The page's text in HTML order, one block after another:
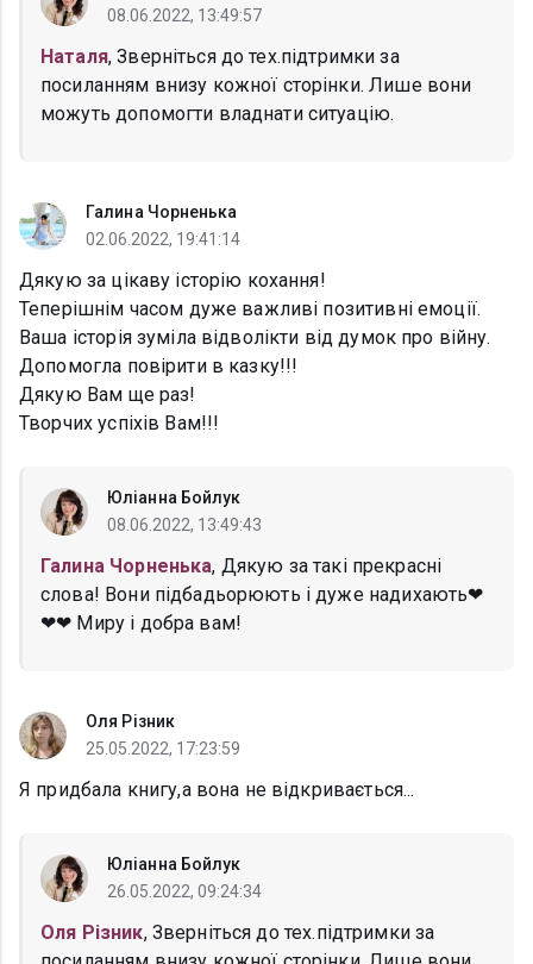
08.06.2022, 13:49:57
Наталя, Зверніться до тех.підтримки за
посиланням внизу кожної сторінки. Лише вони
можуть допомогти владнати ситуацію.
Галина Чорненька
02.06.2022, 19:41:14
Дякую за цікаву історію кохання!
Теперішнім часом дуже важливі позитивні емоції.
Ваша історія зуміла відволікти від думок про війну.
Допомогла повірити в казку!!!
Дякую Вам ще раз!
Творчих успіхів Вам!!!
Юліанна Бойлук
08.06.2022, 13:49:43
Галина Чорненька, Дякую за такі прекрасні
слова! Вони підбадьорюють і дуже надихають❤
❤❤ Миру і добра вам!
Оля Різник
25.05.2022, 17:23:59
Я придбала книгу,а вона не відкривається...
Юліанна Бойлук
26.05.2022, 09:24:34
Оля Різник, Зверніться до тех.підтримки за